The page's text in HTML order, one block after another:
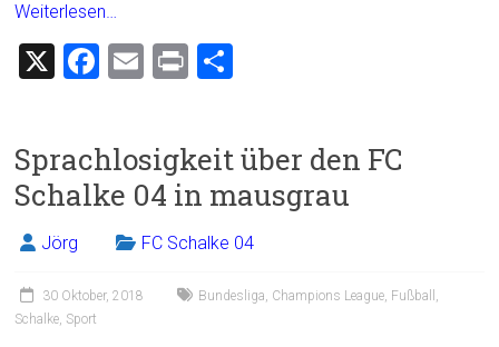
Weiterlesen…
X
F
b
o
ok
E
l
Pr
n
Sprachlosigkeit über den FC
Schalke 04 in mausgrau
Jörg FC Schalke 04
30 Oktober, 2018 Bundesliga, Champions League, Fußball ,
Schalke, Sport